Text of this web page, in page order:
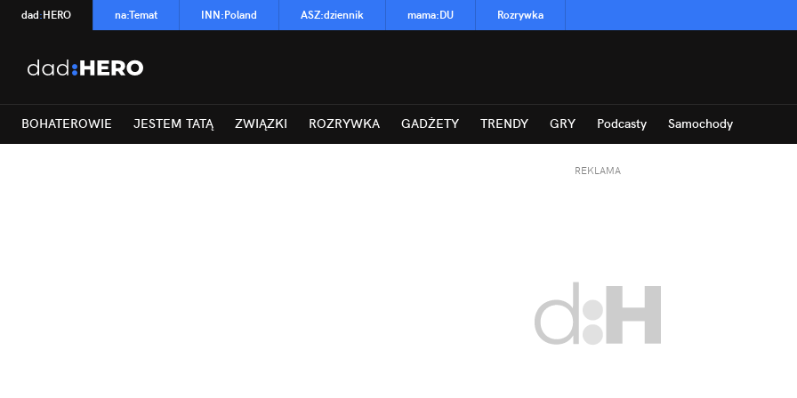
dad:HERO na:Temat INN:Poland ASZ:dziennik mama:DU Rozrywka
BOHATEROWIE JESTEM TATĄ ZWIĄZKI ROZRYWKA GADŻETY TRENDY GRY Podcasty Samochody
REKLAMA